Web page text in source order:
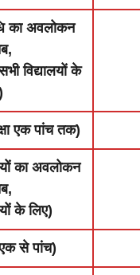
का अवलोकन
विद्यालयों के
एक पांच तक)
का अवलोकन
के लिए)
से पांच)